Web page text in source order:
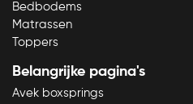
Bedbodems
Matrassen
Toppers
Belangrijke pagina's
Avek boxsprings